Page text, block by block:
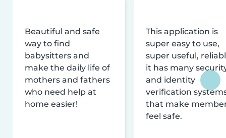
Beautiful and safe
way to find
babysitters and
make the daily life of
mothers and fathers
who need help at
home easier!
This application is
super easy to use,
super useful,
it has many
and identity
verification
that make
feel safe.